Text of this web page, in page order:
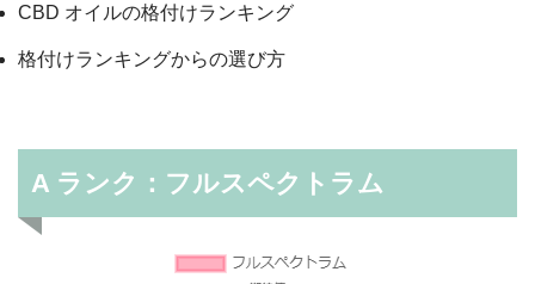
CBD オイルの格付けランキング
格付けランキングからの選び方
A ランク：フルスペクトラム